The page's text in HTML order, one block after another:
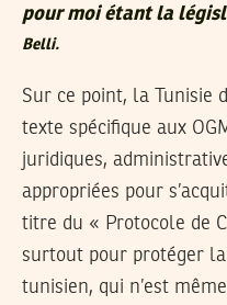
pour moi étant la
Belli.
Sur ce point, la Tunisie
texte spécifique aux
juridiques,
appropriées pour
titre du « Protocole de
surtout pour protéger
tunisien, qui n’est